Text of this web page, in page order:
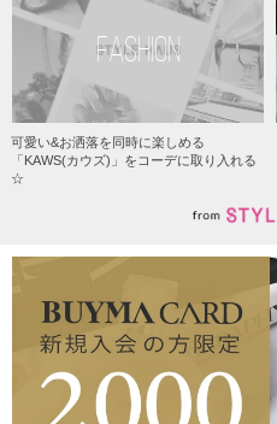
FASHION
可愛い&お洒落を同時に楽しめる
「KAWS(カウズ)」をコーデに取り入れる
☆